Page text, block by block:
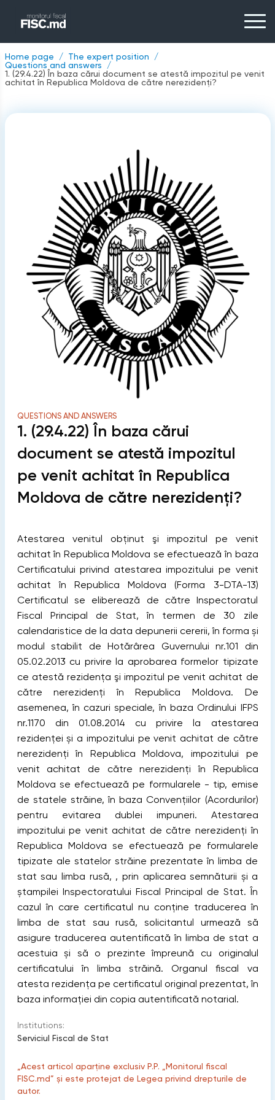
Home page
The expert position
Questions and answers
1. (29.4.22) În baza cărui document se atestă impozitul pe venit
achitat în Republica Moldova de către nerezidenți?
QUESTIONS AND ANSWERS
1. (29.4.22) În baza cărui
document se atestă impozitul
pe venit achitat în Republica
Moldova de către nerezidenți?
Atestarea venitul obținut şi impozitul pe venit
achitat în Republica Moldova se efectuează în baza
Certificatului privind atestarea impozitului pe venit
achitat în Republica Moldova (Forma 3-DTA-13)
Certificatul se eliberează de către Inspectoratul
Fiscal Principal de Stat, în termen de 30 zile
calendaristice de la data depunerii cererii, în forma și
modul stabilit de Hotărârea Guvernului nr.101 din
05.02.2013 cu privire la aprobarea formelor tipizate
ce atestă rezidența şi impozitul pe venit achitat de
către nerezidenți în Republica Moldova. De
asemenea, în cazuri speciale, în baza Ordinului IFPS
nr.1170 din 01.08.2014 cu privire la atestarea
rezidenței și a impozitului pe venit achitat de către
nerezidenți în Republica Moldova, impozitului pe
venit achitat de către nerezidenți în Republica
Moldova se efectuează pe formularele - tip, emise
de statele străine, în baza Convențiilor (Acordurilor)
pentru evitarea dublei impuneri. Atestarea
impozitului pe venit achitat de către nerezidenți în
Republica Moldova se efectuează pe formularele
tipizate ale statelor străine prezentate în limba de
stat sau limba rusă, , prin aplicarea semnăturii și a
ștampilei Inspectoratului Fiscal Principal de Stat. În
cazul în care certificatul nu conține traducerea în
limba de stat sau rusă, solicitantul urmează să
asigure traducerea autentificată în limba de stat a
acestuia și să o prezinte împreună cu originalul
certificatului în limba străină. Organul fiscal va
atesta rezidența pe certificatul original prezentat, în
baza informației din copia autentificată notarial.
Institutions:
Serviciul Fiscal de Stat
„Acest articol aparține exclusiv P.P. „Monitorul fiscal
FISC.md” și este protejat de Legea privind drepturile de
autor.